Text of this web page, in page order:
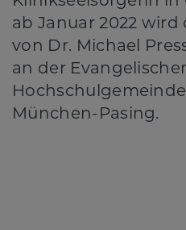
ab Januar 2022 wird
von Dr. Michael
an der
München-Pasing.